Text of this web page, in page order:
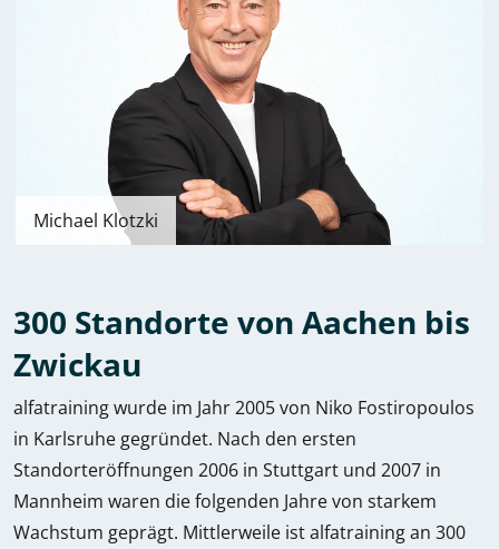
Michael Klotzki
300 Standorte von Aachen bis
Zwickau
alfatraining wurde im Jahr 2005 von Niko Fostiropoulos
in Karlsruhe gegründet. Nach den ersten
Standorteröffnungen 2006 in Stuttgart und 2007 in
Mannheim waren die folgenden Jahre von starkem
Wachstum geprägt. Mittlerweile ist alfatraining an 300